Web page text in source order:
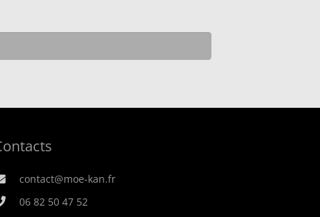
contact@moe-kan.fr
06 82 50 47 52